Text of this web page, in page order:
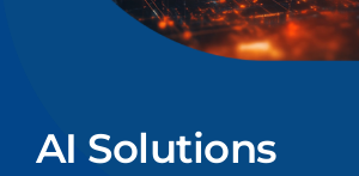
AI Solutions